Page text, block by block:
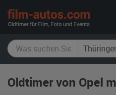
Oldtimer von Opel